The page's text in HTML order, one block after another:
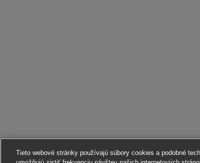
Tieto webové stránky používajú súbory cookies a podobné